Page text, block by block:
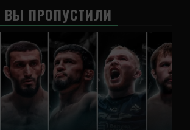
ПРОПУСТИЛИ